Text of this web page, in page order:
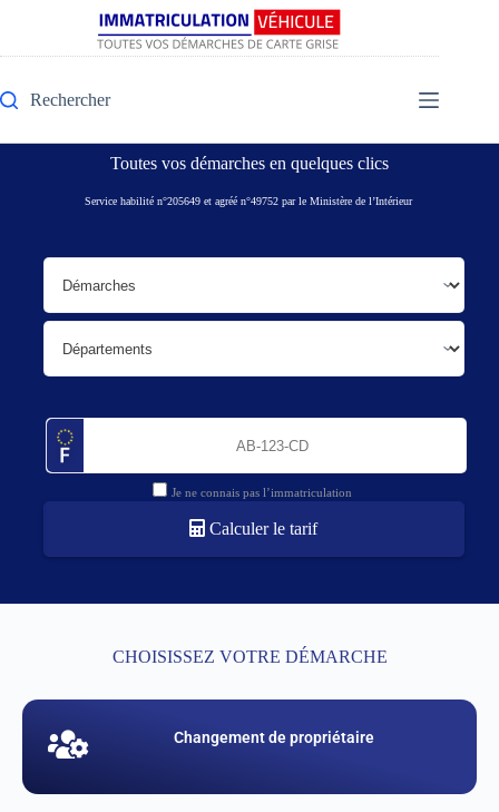
Rechercher
Toutes vos démarches en quelques clics
Service habilité n°205649 et agréé n°49752 par le Ministère de l’Intérieur
Je ne connais pas l’immatriculation
Calculer le tarif
CHOISISSEZ VOTRE DÉMARCHE
Changement de propriétaire